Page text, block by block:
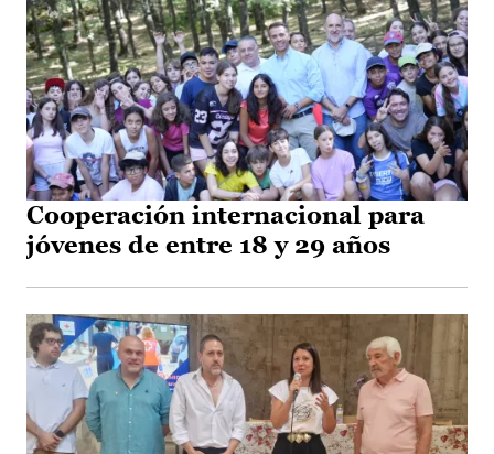
Cooperación internacional para
jóvenes de entre 18 y 29 años